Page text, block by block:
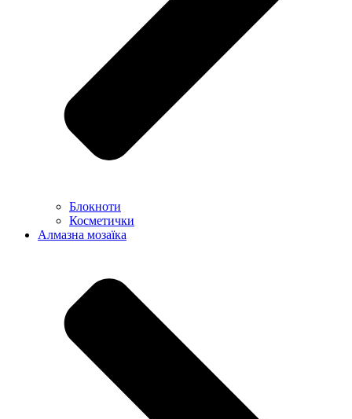
Блокноти
Косметички
Алмазна мозаїка